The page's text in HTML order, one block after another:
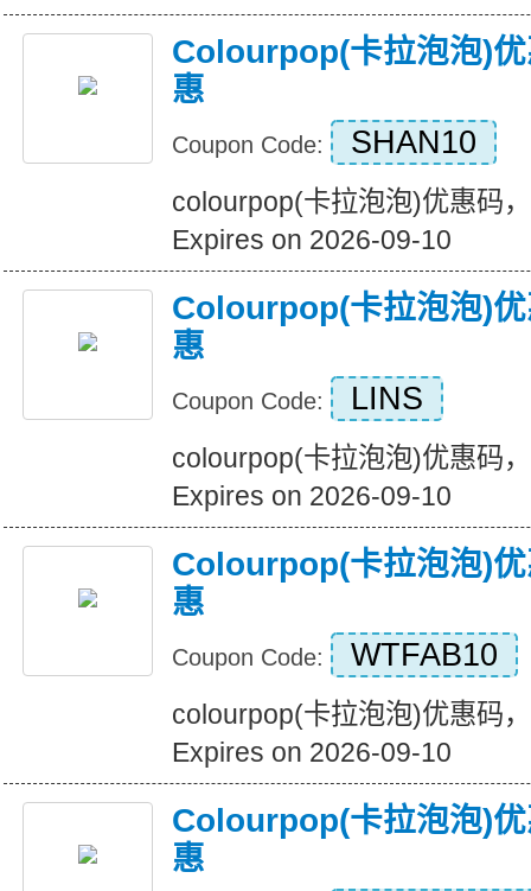
Colourpop(卡拉泡泡)
惠
Coupon Code: SHAN10
colourpop(卡拉泡泡)优惠码
Expires on 2026-09-10
Colourpop(卡拉泡泡)
惠
Coupon Code: LINS
colourpop(卡拉泡泡)优惠码
Expires on 2026-09-10
Colourpop(卡拉泡泡)
惠
Coupon Code: WTFAB10
colourpop(卡拉泡泡)优惠码
Expires on 2026-09-10
Colourpop(卡拉泡泡)
惠